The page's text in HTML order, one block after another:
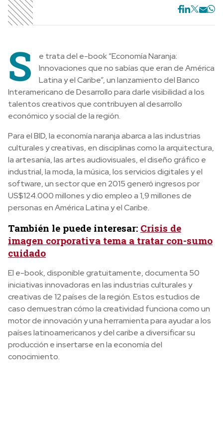
S
e trata del e-book “Economía Naranja:
Innovaciones que no sabías que eran de América
Latina y el Caribe”, un lanzamiento del Banco
Interamericano de Desarrollo para darle visibilidad a los
talentos creativos que contribuyen al desarrollo
económico y social de la región.
Para el BID, la economía naranja abarca a las industrias
culturales y creativas, en disciplinas como la arquitectura,
la artesanía, las artes audiovisuales, el diseño gráfico e
industrial, la moda, la música, los servicios digitales y el
software, un sector que en 2015 generó ingresos por
US$124.000 millones y dio empleo a 1,9 millones de
personas en América Latina y el Caribe.
También le puede interesar: Crisis de
imagen corporativa tema a tratar con-sumo
cuidado
El e-book, disponible gratuitamente, documenta 50
iniciativas innovadoras en las industrias culturales y
creativas de 12 países de la región. Estos estudios de
caso demuestran cómo la creatividad funciona como un
motor de innovación y una herramienta para ayudar a los
países latinoamericanos y del caribe a diversificar su
producción e insertarse en la economía del
conocimiento.